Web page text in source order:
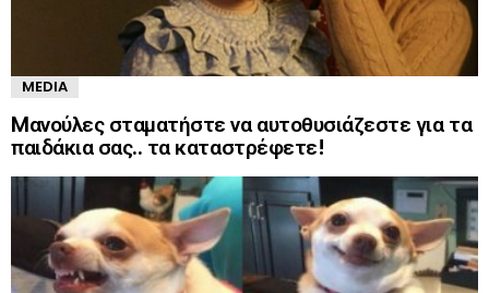
MEDIA
Mανούλες σταματήστε να αυτοθυσιάζεστε για τα
παιδάκια σας.. τα καταστρέφετε!